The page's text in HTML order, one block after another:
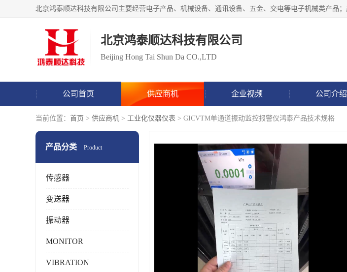
北京鸿泰顺达科技有限公司
Beijing Hong Tai Shun Da CO.,LTD
公司首页 供应商机 企业视频 公司介绍
当前位置： 首页 > 供应商机 > 工业化仪器仪表 > GICVTM单通道振动监控报警仪鸿泰产品技术规格
产品分类 Product
传感器
变送器
振动器
MONITOR
VIBRATION